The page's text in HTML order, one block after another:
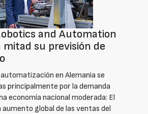
and Automation
mitad su previsión de
en Alemania se
principalmente por la demanda
economía nacional moderada: El
global de las ventas del